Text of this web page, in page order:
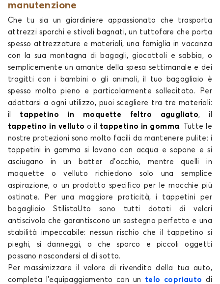
Tappetini per baule per
Tappetini per baule per
Tappetini per baule per
Tappetini per baule per
KIA
Tappetini per baule per
LANCIA
Tappetini per baule per
LAND ROVER
Tappetini per baule per
LEAPMOTOR
Tappetini per baule per
LEXUS
Tappetini per baule per
Tappetini per baule per
manutenzione
Che tu sia un giardiniere appassionato che trasporta
attrezzi sporchi e stivali bagnati, un tuttofare che porta
spesso attrezzature e materiali, una famiglia in vacanza
con la sua montagna di bagagli, giocattoli e sabbia, o
semplicemente un amante della spesa settimanale e dei
tragitti con i bambini o gli animali, il tuo bagagliaio è
spesso molto pieno e particolarmente sollecitato. Per
adattarsi a ogni utilizzo, puoi scegliere tra tre materiali:
il tappetino in moquette feltro agugliato, il
tappetino in velluto o il tappetino in gomma. Tutte le
nostre protezioni sono molto facili da mantenere pulite: i
tappetini in gomma si lavano con acqua e sapone e si
asciugano in un batter d'occhio, mentre quelli in
moquette o velluto richiedono solo una semplice
aspirazione, o un prodotto specifico per le macchie più
ostinate. Per una maggiore praticità, i tappetini per
bagagliaio StilistaUto sono tutti dotati di velcri
antiscivolo che garantiscono un sostegno perfetto e una
stabilità impeccabile: nessun rischio che il tappetino si
pieghi, si danneggi, o che sporco e piccoli oggetti
possano nascondersi al di sotto.
Per massimizzare il valore di rivendita della tua auto,
completa l'equipaggiamento con un telo copriauto di